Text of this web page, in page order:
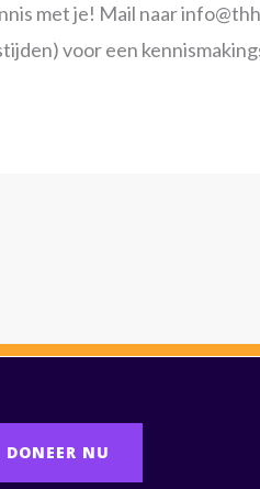
met je! Mail naar
voor een
DONEER NU